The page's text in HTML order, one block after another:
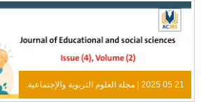
21 05 2025 | مجلة العلوم التربوية والإجتماعية.